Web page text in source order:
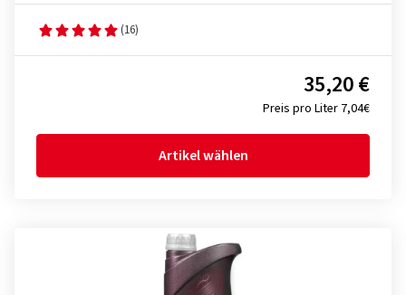
(16)
Preis pro Liter 7,04€
35,20 €
Artikel wählen